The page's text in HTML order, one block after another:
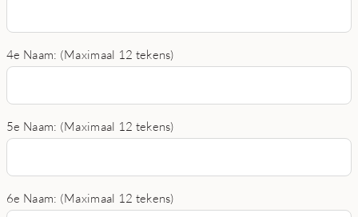
4e Naam: (Maximaal 12 tekens)
5e Naam: (Maximaal 12 tekens)
6e Naam: (Maximaal 12 tekens)